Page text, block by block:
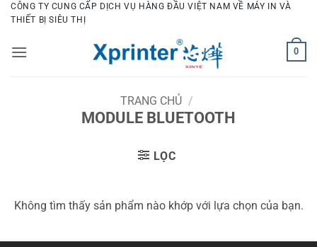
Bỏ
qua
dung
CÔNG TY CUNG CẤP DỊCH VỤ HÀNG ĐẦU VIỆT NAM VỀ MÁY IN VÀ
THIẾT BỊ SIÊU THỊ
0
TRANG CHỦ /
MODULE BLUETOOTH
LỌC
Không tìm thấy sản phẩm nào khớp với lựa chọn của bạn.